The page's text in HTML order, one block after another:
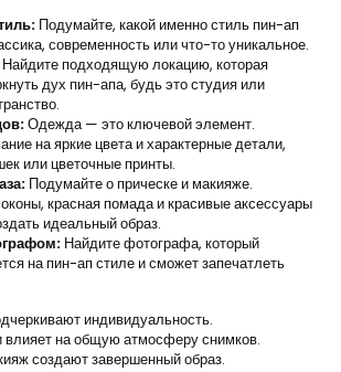
Подумайте, какой именно стиль пин-ап
современность или что-то уникальное.
подходящую локацию, которая
дух пин-апа, будь это студия или
Одежда — это ключевой элемент.
на яркие цвета и характерные детали,
или цветочные принты.
Подумайте о прическе и макияже.
красная помада и красивые аксессуары
идеальный образ.
Найдите фотографа, который
на пин-ап стиле и сможет запечатлеть
индивидуальность.
влияет на общую атмосферу снимков.
создают завершенный образ.